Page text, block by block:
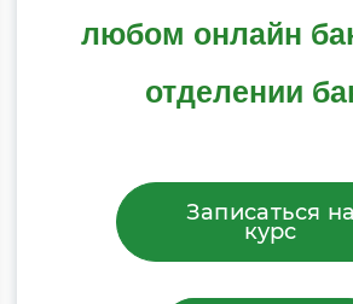
любом онлайн
отделении
Записаться на
курс